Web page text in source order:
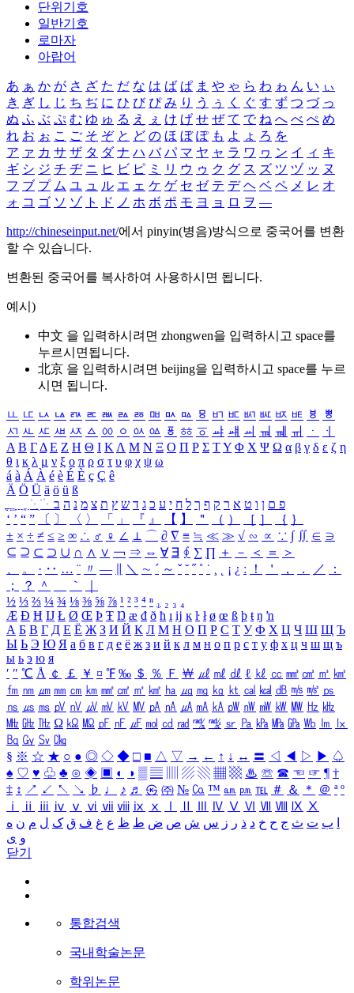
단위기호
일반기호
로마자
아랍어
あ ぁ か が さ ざ た だ な は ば ぱ ま や ゃ ら わ ゎ ん い ぃ
き ぎ し じ ち ぢ に ひ び ぴ み り う ぅ く ぐ す ず つ づ っ
ぬ ふ ぶ ぷ む ゆ ゅ る え ぇ け げ せ ぜ て で ね へ べ ぺ め
れ お ぉ こ ご そ ぞ と ど の ほ ぼ ぽ も よ ょ ろ を
ア ァ カ サ ザ タ ダ ナ ハ バ パ マ ヤ ャ ラ ワ ヮ ン イ ィ キ
ギ シ ジ チ ヂ ニ ヒ ビ ピ ミ リ ウ ゥ ク グ ス ズ ツ ヅ ッ ヌ
フ ブ プ ム ユ ュ ル エ ェ ケ ゲ セ ゼ テ デ ヘ ベ ペ メ レ オ
ォ コ ゴ ソ ゾ ト ド ノ ホ ボ ポ モ ヨ ョ ロ ヲ ―
http://chineseinput.net/에서 pinyin(병음)방식으로 중국어를 변환
할 수 있습니다.
변환된 중국어를 복사하여 사용하시면 됩니다.
예시)
中文 을 입력하시려면 zhongwen을 입력하시고 space를
누르시면됩니다.
北京 을 입력하시려면 beijing을 입력하시고 space를 누르
시면 됩니다.
ㅥ ㅦ ㅧ ㅨ ㅩ ㅪ ㅫ ㅬ ㅭ ㅮ ㅯ ㅰ ㅱ ㅲ ㅳ ㅴ ㅵ ㅶ ㅷ ㅸ
ㅹ
ㅺ ㅻ ㅼ ㅽ ㅾ ㅿ ㆀ ㆁ ㆂ ㆃ ㆄ ㆅ ㆆ ㆇ ㆈ ㆉ ㆊ ㆋ ㆌ ㆍ
ㆎ
Α Β ΓΔ Ε Ζ Η Θ Ι ΚΛ Μ Ν Ξ Ο Π Ρ Σ ΤΥ Φ Χ Ψ Ω α β γ δ ε ζ η
θ ι κ λ μ ν ξ ο π ρ σ τ υ φ χ ψ ω
á à Á À é è É È ç Ç ê
Ä Ö Ü ä ö ü ß
ִֶֹ ֻּ ׁׂ פ ם ן ו ט א ר ק ף ך ל ח י ע כ ג ד ש ץ ת צ מ נ ה ב
‘ ’ “ ” 〔 〕 〈 〉 「 」 『 』 【 】 ＂ （ ） ［ ］ ｛ ｝
± × ÷ ≠ ≤ ≥ ∞ ∴ ♂ ♀ ∠ ⊥ ⌒ ∂ ∇ ≡ ≒ ≪ ≫ √ ∽ ∝ ∵ ∫ ∬ ∈ ∋
⊆ ⊇ ⊂ ⊃ ∪ ∩ ∧ ∨ ￢ ⇒ ⇔ ∀ ∃ ∮ ∑ ∏ ＋ － ＜ ＝
＞
、
。 · ‥ … ¨ 〃 ― ＼ ∼ ´ ～ ˇ ˘ ˝ ˚ ˙ ¸ ¡ ¿ ː ！ ＇ ， ． ／
：
；
？ ＾ ｀
½ ⅓ ⅔ ¼ ¾ ⅛ ⅜ ⅝ ⅞ ¹ ² ³ ⁴ ⁿ ₁ ₂ ₃ ₄
Æ Ð Ħ Ĳ Ł Ø Œ Þ Ŧ Ŋ æ đ ð ħ ı ĳ ĸ ŀ ł ø œ ß þ ŧ ŋ ŉ
А Б В Г Д Е Ё Ж З И Й К Л М Н О П Р С Т У Ф Х Ц Ч Ш Щ Ъ
Ы Ь Э Ю Я а б в г д е ё ж з и й к л м н о п р с т у ф х ц ч ш щ ъ
ы ь э ю я
′ ″ ℃ Å ￠ ￡ ￥ ¤ ℉ ‰ ＄ ％ Ｆ ￦ ㎕ ㎖ ㎗ ℓ ㎘ ㏄ ㎣ ㎤ ㎥ ㎦
㎙ ㎚ ㎛ ㎜ ㎝ ㎞ ㎟ ㎠ ㎡ ㎢ ㏊ ㎍ ㎎ ㎏ ㏏ ㎈ ㎉ ㏈ ㎧ ㎨ ㎰
㎱ ㎲ ㎳ ㎴ ㎵ ㎶ ㎷ ㎸ ㎹ ㎀ ㎁ ㎂ ㎃ ㎄ ㎺ ㎻ ㎽ ㎾ ㎿ ㎐ ㎑
㎒ ㎓ ㎔ Ω ㏀ ㏁ ㎊ ㎋ ㎌ ㏖ ㏅ ㎭ ㎮ ㎯ ㏛ ㎩ ㎪ ㎫ ㎬ ㏝ ㏐
㏓
㏃ ㏉ ㏜ ㏆
§ ※ ☆ ★ ○ ● ◎ ◇ ◆ □ ■ △ ▽ → ← ↑ ↓ ↔ 〓 ◁ ◀ ▷ ▶ ♤
♠ ♡ ♥ ♧ ♣ ⊙ ◈ ▣ ◐ ◑ ▒ ▤ ▨ ▧ ▦ ▩ ♨ ☏ ☎ ☜ ☞ ¶ †
‡ ↕ ↗ ↙ ↖ ↘ ♭ ♩ ♪ ♬ ㉿ ㈜ № ㏇ ™ ㏂ ㏘ ℡ ＃ ＆ ＊ ＠ ª º
ⅰ
ⅱ ⅲ ⅳ ⅴ ⅵ ⅶ ⅷ ⅸ ⅹ Ⅳ Ⅴ Ⅵ Ⅶ Ⅷ Ⅸ Ⅹ
ب ت ث ج ح خ د ذ ر ز س ش ص ض ط ظ ع غ ف ق ک ل م ن ه
و ی
닫기
통합검색
국내학술논문
학위논문